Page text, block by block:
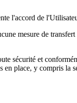
l'accord de
mesure de
sécurité et
place, y compris la